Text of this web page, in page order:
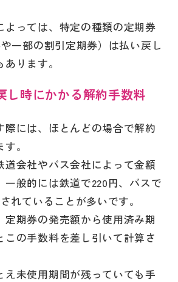
よっては、特定の種類の定期券
や一部の割引定期券）は払い戻し
ります。
し時にかかる解約手数料
際には、ほとんどの場合で解約
。
道会社やバス会社によって金額
一般的には鉄道で220円、バスで
れていることが多いです。
定期券の発売額から使用済み期
この手数料を差し引いて計算さ
え未使用期間が残っていても手